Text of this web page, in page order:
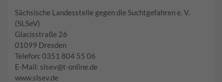
Sächsische Landesstelle gegen die Suchtgefahren e. V.
(SLSeV)
Glacisstraße 26
01099 Dresden
Telefon: 0351 804 55 06
E-Mail: slsev@t-online.de
www.slsev.de